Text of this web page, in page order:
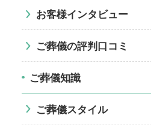
お客様インタビュー
ご葬儀の評判口コミ
ご葬儀知識
ご葬儀スタイル